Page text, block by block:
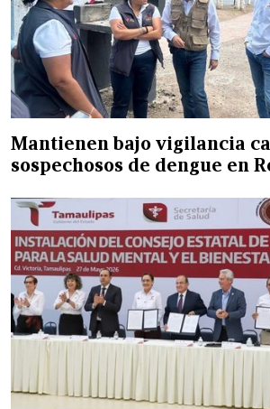
Mantienen bajo vigilancia
sospechosos de dengue en